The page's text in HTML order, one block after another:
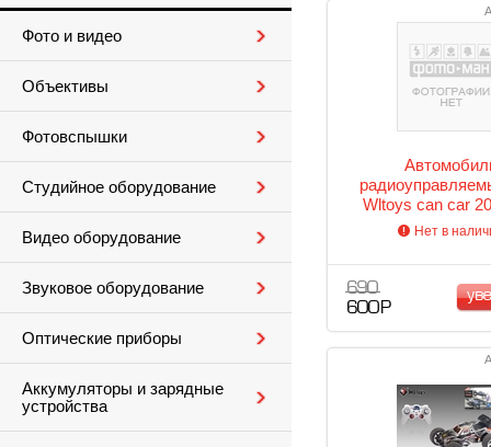
Фото и видео
Объективы
Фотовспышки
Студийное оборудование
Видео оборудование
Звуковое оборудование
Оптические приборы
Аккумуляторы и зарядные
устройства
Wltoys can car
розовый
Нет в
690
600 Р